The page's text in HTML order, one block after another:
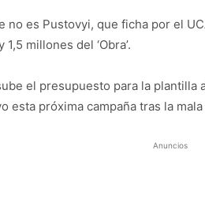
no es Pustovyi, que ficha por el
millones del ‘Obra’.
el presupuesto para la plantilla
esta próxima campaña tras la
Anuncios